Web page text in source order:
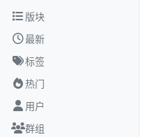
跳转至内容
版块
最新
标签
热门
用户
群组